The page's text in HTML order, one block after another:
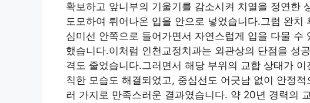
확보하고 앞니부의 기울기를 감소시켜 치열을 정연한
도모하여 튀어나온 입을 안으로 넣었습니다.그럼 완치
심미선 안쪽으로 들어가면서 자연스럽게 입을 다물
했습니다.이처럼 인천교정치과는 외관상의 단점을 성
격도 줄었습니다.그러면서 해당 부위의 교합 상태가
칙한 모습도 해결되었고, 중심선도 어긋남 없이 안정
러 가지로 만족스러운 결과였습니다. 약 20년 경력의